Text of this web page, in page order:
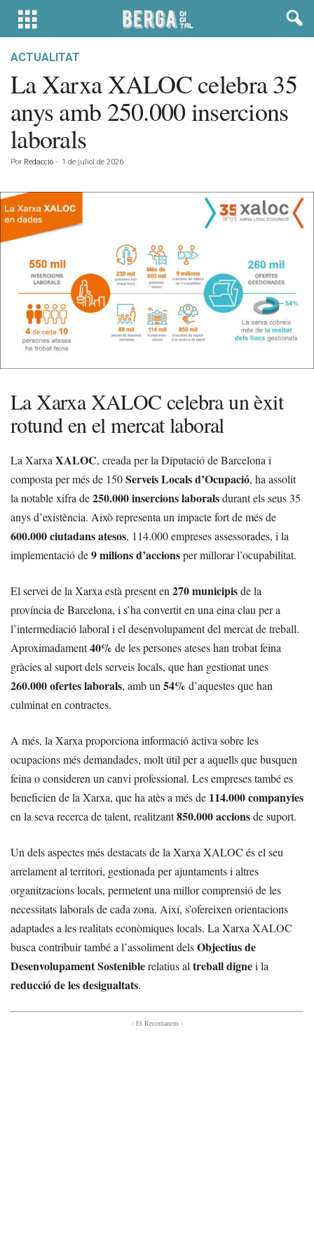
ACTUALITAT
La Xarxa XALOC celebra 35
anys amb 250.000 insercions
laborals
Por Redacció - 1 de juliol de 2026
La Xarxa XALOC celebra un èxit
rotund en el mercat laboral
La Xarxa XALOC, creada per la Diputació de Barcelona i
composta per més de 150Serveis Locals d’Ocupació, ha assolit
la notable xifra de250.000 insercions laboralsdurant els seus 35
anys d’existència. Això representa un impacte fort de més de
600.000 ciutadans atesos, 114.000 empreses assessorades, i la
implementació de9 milions d’accionsper millorar l’ocupabilitat.
El servei de la Xarxa està present en 270 municipisde la
província de Barcelona, i s’ha convertit en una eina clau per a
l’intermediació laboral i el desenvolupament del mercat de treball.
Aproximadament40% de les persones ateses han trobat feina
gràcies al suport dels serveis locals, que han gestionat unes
260.000 ofertes laborals, amb un 54% d’aquestes que han
culminat en contractes.
A més, la Xarxa proporciona informació activa sobre les
ocupacions més demandades, molt útil per a aquells que busquen
feina o consideren un canvi professional. Les empreses també es
beneficien de la Xarxa, que ha atès a més de 114.000 companyies
en la seva recerca de talent, realitzant850.000 accionsde suport.
Un dels aspectes més destacats de la Xarxa XALOC és el seu
arrelament al territori, gestionada per ajuntaments i altres
organitzacions locals, permetent una millor comprensió de les
necessitats laborals de cada zona. Així, s’ofereixen orientacions
adaptades a les realitats econòmiques locals. La Xarxa XALOC
busca contribuir també a l’assoliment delsObjectius de
Desenvolupament Sosteniblerelatius al treball dignei la
reducció de les desigualtats.
- Et Recomanem -